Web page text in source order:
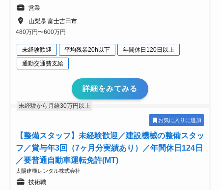
営業
山梨県 富士吉田市
480万円〜600万円
未経験歓迎 平均残業20h以下
年間休日120日以上
通勤交通費支給
詳細をみてみる
未経験から月給30万円以上
お気に入りに追加
【整備スタッフ】未経験歓迎／建設機械の整備スタッ
フ／賞与年3回（7ヶ月分実績あり）／年間休日124日
／要普通自動車運転免許(MT)
太陽建機レンタル株式会社
技術職